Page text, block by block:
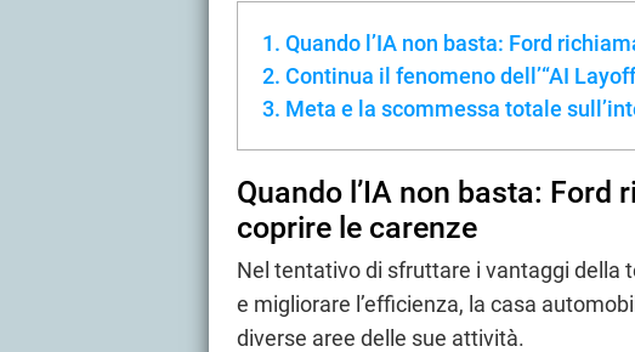
Quando l’IA non basta: Ford
Continua il fenomeno dell’“AI
Meta e la scommessa totale
Quando l’IA non basta: Ford
coprire le carenze
Nel tentativo di sfruttare i vantaggi della
e migliorare l’efficienza, la casa
diverse aree delle sue attività.